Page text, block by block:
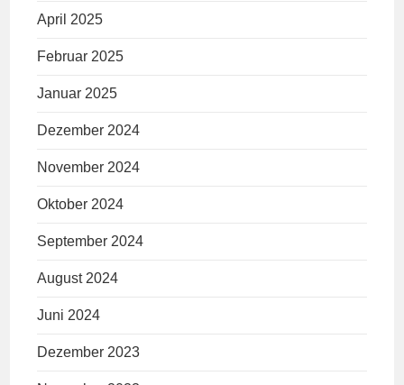
April 2025
Februar 2025
Januar 2025
Dezember 2024
November 2024
Oktober 2024
September 2024
August 2024
Juni 2024
Dezember 2023